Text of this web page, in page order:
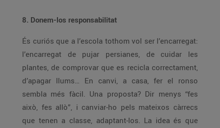
8. Donem-los responsabilitat
És curiós que a l’escola tothom vol ser l’encarregat:
l’encarregat de pujar persianes, de cuidar les
plantes, de comprovar que es recicla correctament,
d’apagar llums… En canvi, a casa, fer el ronso
sembla més fàcil. Una proposta? Dir menys “fes
això, fes allò”, i canviar-ho pels mateixos càrrecs
que tenen a classe, adaptant-los. La idea és que